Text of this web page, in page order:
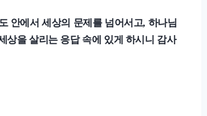
안에서 세상의 문제를 넘어서고, 하나님
상을 살리는 응답 속에 있게 하시니 감사